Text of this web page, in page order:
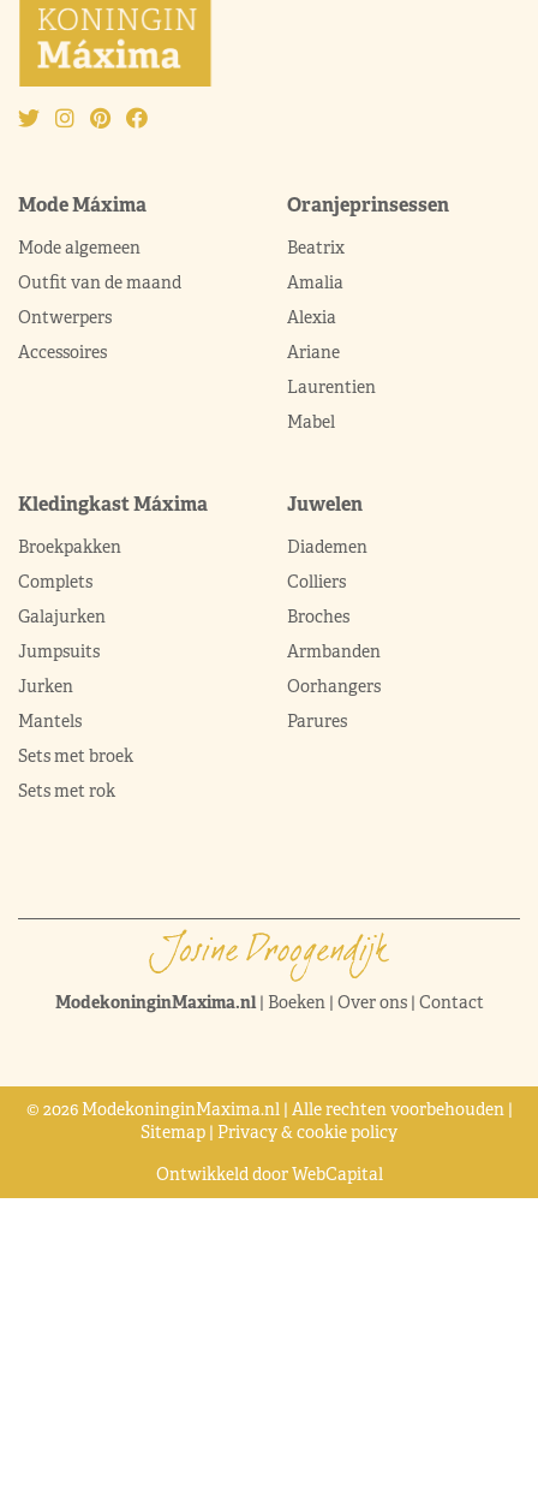
Mode Máxima
Mode algemeen
Outfit van de maand
Ontwerpers
Accessoires
Oranjeprinsessen
Beatrix
Amalia
Alexia
Ariane
Laurentien
Mabel
Kledingkast Máxima
Broekpakken
Complets
Galajurken
Jumpsuits
Jurken
Mantels
Sets met broek
Sets met rok
Juwelen
Diademen
Colliers
Broches
Armbanden
Oorhangers
Parures
ModekoninginMaxima.nl| Boeken| Over ons| Contact
© 2026 ModekoninginMaxima.nl | Alle rechten voorbehouden |
Sitemap | Privacy & cookie policy
Ontwikkeld doorWebCapital